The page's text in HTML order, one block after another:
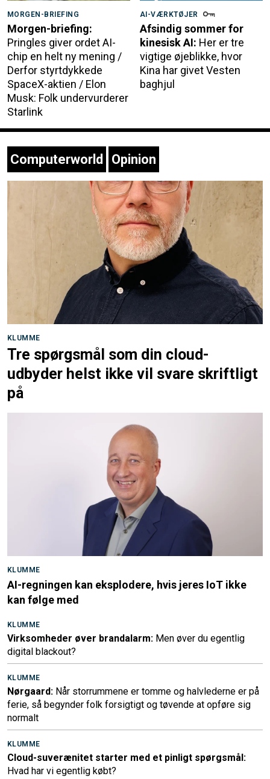
MORGEN-BRIEFING
Morgen-briefing:
Pringles giver ordet AI-
chip en helt ny mening /
Derfor styrtdykkede
SpaceX-aktien / Elon
Musk: Folk undervurderer
Starlink
AI-VÆRKTØJER
Afsindig sommer for
kinesisk AI: Her er tre
vigtige øjeblikke, hvor
Kina har givet Vesten
baghjul
Computerworld Opinion
KLUMME
Tre spørgsmål som din cloud-
udbyder helst ikke vil svare skriftligt
på
KLUMME
AI-regningen kan eksplodere, hvis jeres IoT ikke
kan følge med
KLUMME
Virksomheder øver brandalarm: Men øver du egentlig
digital blackout?
KLUMME
Nørgaard: Når storrummene er tomme og halvlederne er på
ferie, så begynder folk forsigtigt og tøvende at opføre sig
normalt
KLUMME
Cloud-suverænitet starter med et pinligt spørgsmål:
Hvad har vi egentlig købt?